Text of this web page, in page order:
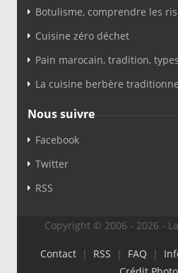
Botulisme, comprendre les
Cuisine zéro déchet
Pain marocain, tradition,
La cuisine berbère
Nous suivre
Facebook
Twitter
RSS
Copyright © 2006 - 2026 -
Contact| RSS | FAQ |